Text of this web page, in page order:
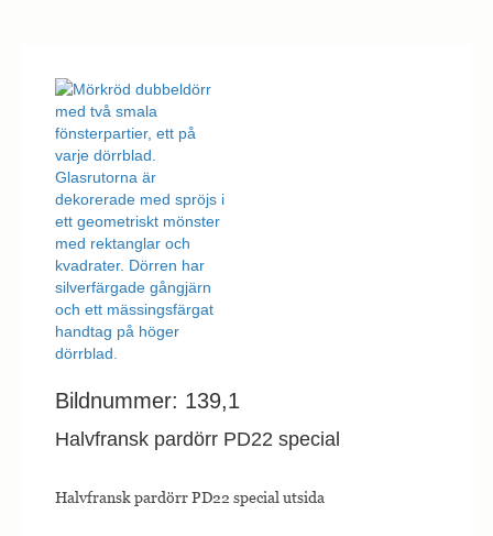
Bildnummer: 139,1
Halvfransk pardörr PD22 special
Halvfransk pardörr PD22 special utsida